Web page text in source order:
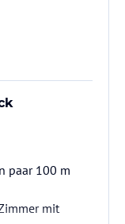
paar 100 m
mit